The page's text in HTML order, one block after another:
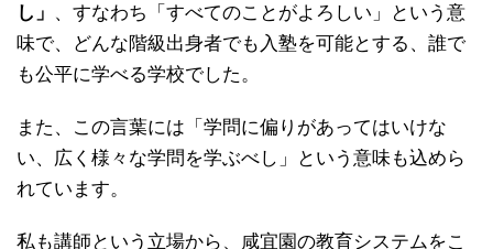
し」 、すなわち「すべてのことがよろしい」という意
味で、どんな階級出身者でも入塾を可能とする、誰で
も公平に学べる学校でした。
また、この言葉には「学問に偏りがあってはいけな
い、広く様々な学問を学ぶべし」という意味も込めら
れています。
私も講師という立場から、咸宜園の教育システムをこ